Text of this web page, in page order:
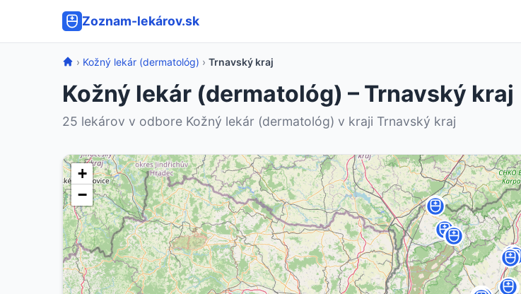
Zoznam-lekárov.sk
› Kožný lekár (dermatológ) › Trnavský kraj
Kožný lekár (dermatológ) – Trnavský kraj
25 lekárov v odbore Kožný lekár (dermatológ) v kraji Trnavský kraj
+
−